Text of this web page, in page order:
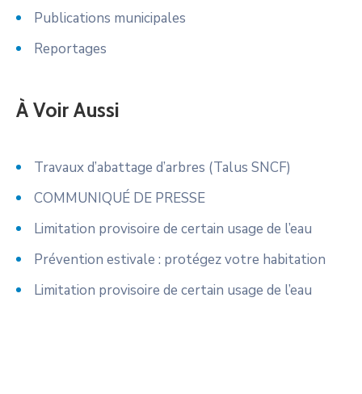
Publications municipales
Reportages
À Voir Aussi
Travaux d’abattage d’arbres (Talus SNCF)
COMMUNIQUÉ DE PRESSE
Limitation provisoire de certain usage de l’eau
Prévention estivale : protégez votre habitation
Limitation provisoire de certain usage de l’eau